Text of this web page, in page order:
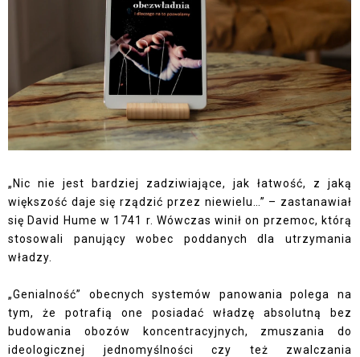
„Nic nie jest bardziej zadziwiające, jak łatwość, z jaką
większość daje się rządzić przez niewielu…” – zastanawiał
się David Hume w 1741 r. Wówczas winił on przemoc, którą
stosowali panujący wobec poddanych dla utrzymania
władzy.
„Genialność” obecnych systemów panowania polega na
tym, że potrafią one posiadać władzę absolutną bez
budowania obozów koncentracyjnych, zmuszania do
ideologicznej jednomyślności czy też zwalczania